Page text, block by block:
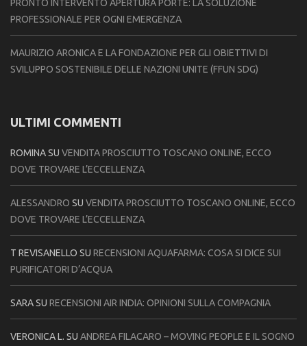
PRONTO INTERVENTO APERTURA PORTE: LA SOLUZIONE
PROFESSIONALE PER OGNI EMERGENZA
MAURIZIO ARONICA E LA FONDAZIONE PER GLI OBIETTIVI DI
SVILUPPO SOSTENIBILE DELLE NAZIONI UNITE (FFUN SDG)
ULTIMI COMMENTI
ROMINASU VENDITA PROSCIUTTO TOSCANO ONLINE, ECCO
DOVE TROVARE L’ECCELLENZA
ALESSANDRO SU VENDITA PROSCIUTTO TOSCANO ONLINE, ECCO
DOVE TROVARE L’ECCELLENZA
T REVISANELLO SU RECENSIONI AQUAFARMA: COSA SI DICE SUI
PURIFICATORI D’ACQUA
SARASU RECENSIONI AIR INDIA: OPINIONI SULLA COMPAGNIA
VERONICA L. SU ANDREA FILACARO – MOVING PEOPLE E IL SOGNO